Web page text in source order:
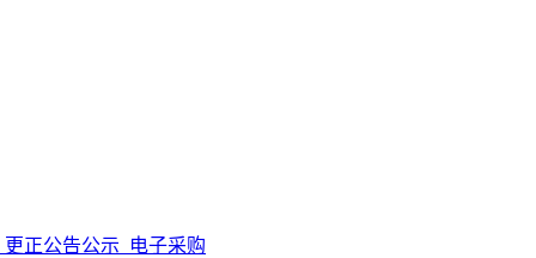
更正公告公示 电子采购